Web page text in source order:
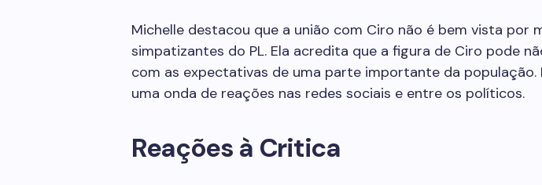
Michelle destacou que a união com Ciro não é bem vista por
simpatizantes do PL. Ela acredita que a figura de Ciro pode
com as expectativas de uma parte importante da população.
uma onda de reações nas redes sociais e entre os políticos.
Reações à Critica